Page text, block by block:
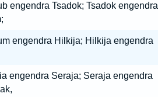
engendra Tsadok; Tsadok engendra
engendra Hilkija; Hilkija engendra
engendra Seraja; Seraja engendra